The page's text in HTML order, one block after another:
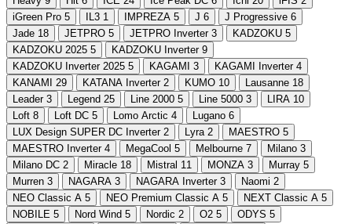
iGreen Pro 5 IL3 1 IMPREZA 5 J 6 J Progressive 6
Jade 18 JETPRO 5 JETPRO Inverter 3 KADZOKU 5
KADZOKU 2025 5 KADZOKU Inverter 9
KADZOKU Inverter 2025 5 KAGAMI 3 KAGAMI Inverter 4
KANAMI
29 KATANA Inverter 2 KUMO 10 Lausanne 18
Leader 3 Legend 25 Line 2000 5 Line 5000 3 LIRA 10
Loft 8 Loft DC 5 Lomo Arctic 4 Lugano 6
LUX Design SUPER DC Inverter 2 Lyra 2 MAESTRO 5
MAESTRO Inverter 4 MegaСool 5 Melbourne 7 Milano 3
Milano DC 2 Miracle 18 Mistral 11 MONZA 3 Murray 5
Murren 3 NAGARA 3 NAGARA Inverter 3 Naomi 2
NEO Classic A 5 NEO Premium Classic A 5 NEXT Classic A 5
NOBILE 5 Nord Wind 5 Nordic 2 O2 5 ODYS 5